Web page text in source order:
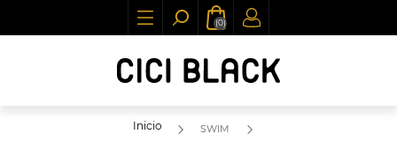
(0)
Inicio SWIM